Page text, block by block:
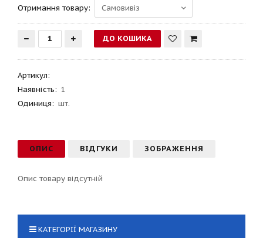
Отримання товару:
Артикул:
Наявність: 1
Одиниця: шт.
ОПИС ВІДГУКИ ЗОБРАЖЕННЯ
Опис товару відсутній
КАТЕГОРІЇ МАГАЗИНУ